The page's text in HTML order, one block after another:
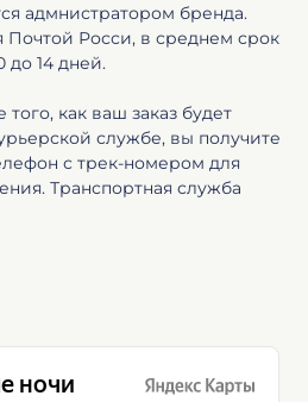
адмнистратором бренда.
Почтой Росси, в среднем срок
до 14 дней.
того, как ваш заказ будет
службе, вы получите
с трек-номером для
Транспортная служба